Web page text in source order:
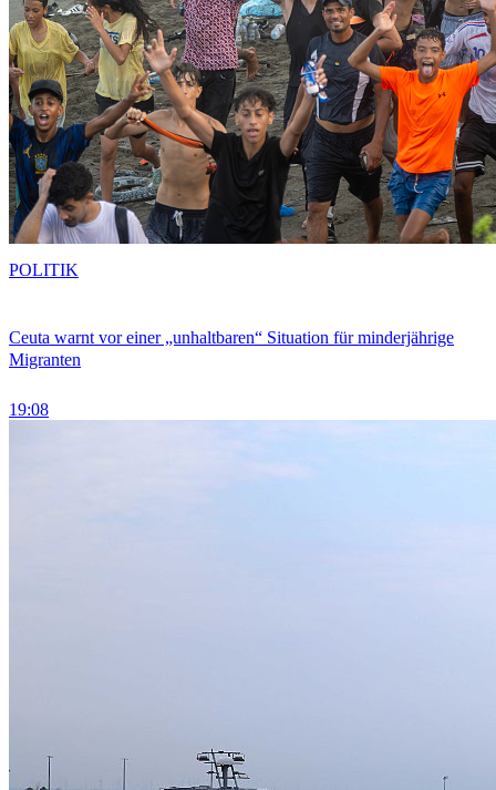
Ceuta warnt vor einer „unhaltbaren“ Situation für minderjährige
Migranten
19:08
POLITIK